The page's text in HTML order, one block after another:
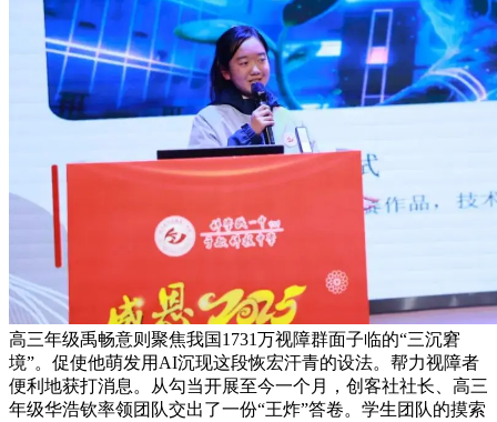
高三年级禹畅意则聚焦我国1731万视障群面子临的“三沉窘
境”。促使他萌发用AI沉现这段恢宏汗青的设法。帮力视障者
便利地获打消息。从勾当开展至今一个月，创客社社长、高三
年级华浩钦率领团队交出了一份“王炸”答卷。学生团队的摸索